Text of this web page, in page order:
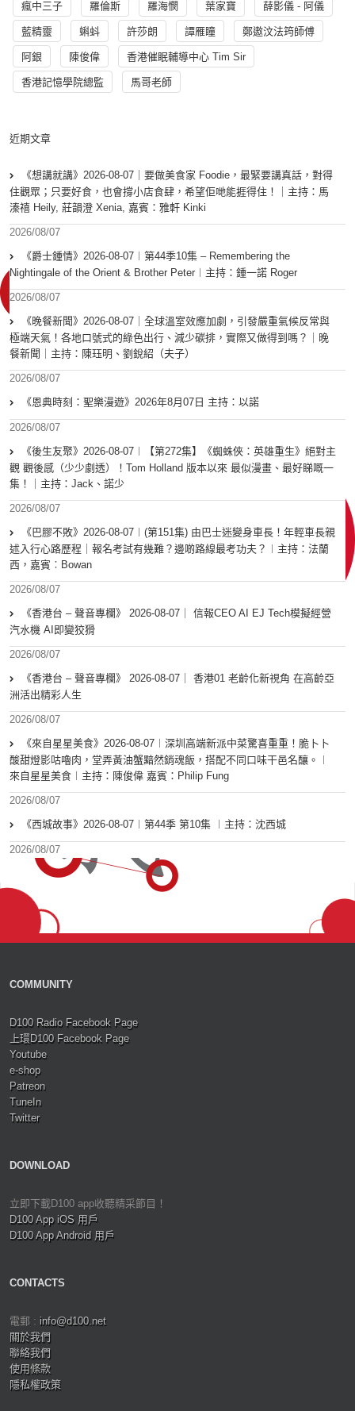
瘋中三子 羅倫斯 羅海憫 葉家寶 薛影儀 - 阿儀
藍精靈 蝌蚪 許莎朗 譚雁瞳 鄭遨汶法筠師傅
阿銀 陳俊偉 香港催眠輔導中心 Tim Sir
香港記憶學院總監 馬哥老師
近期文章
《想講就講》2026-08-07｜要做美食家 Foodie，最緊要講真話，對得
住觀眾；只要好食，也會撐小店食肆，希望佢哋能捱得住！｜主持：馬
溱禧 Heily, 莊韻澄 Xenia, 嘉賓：雅軒 Kinki
2026/08/07
《爵士鍾情》2026-08-07︱第44季10集 – Remembering the
Nightingale of the Orient & Brother Peter︱主持：鍾一諾 Roger
2026/08/07
《晚餐新聞》2026-08-07｜全球溫室效應加劇，引發嚴重氣候反常與
極端天氣！各地口號式的綠色出行、減少碳排，實際又做得到嗎？｜晚
餐新聞｜主持：陳珏明、劉銳紹（夫子）
2026/08/07
《恩典時刻：聖樂漫遊》2026年8月07日 主持：以諾
2026/08/07
《後生友聚》2026-08-07︱【第272集】《蜘蛛俠：英雄重生》絕對主
觀 觀後感（少少劇透）！Tom Holland 版本以來 最似漫畫、最好睇嘅一
集！｜主持：Jack、諾少
2026/08/07
《巴膠不敗》2026-08-07︱(第151集) 由巴士迷變身車長！年輕車長親
述入行心路歷程｜報名考試有幾難？邊啲路線最考功夫？︱主持：法蘭
西，嘉賓︰Bowan
2026/08/07
《香港台 – 聲音專欄》 2026-08-07｜ 信報CEO AI EJ Tech模擬經營
汽水機 AI即變狡猾
2026/08/07
《香港台 – 聲音專欄》 2026-08-07｜ 香港01 老齡化新視角 在高齡亞
洲活出精彩人生
2026/08/07
《來自星星美食》2026-08-07︱深圳高端新派中菜驚喜重重！脆卜卜
酸甜燈影咕嚕肉，堂弄黃油蟹黯然銷魂飯，搭配不同口味干邑名釀。︱
來自星星美食︱主持：陳俊偉 嘉賓：Philip Fung
2026/08/07
《西城故事》2026-08-07︱第44季 第10集 ︱主持：沈西城
2026/08/07
COMMUNITY
D100 Radio Facebook Page
上環D100 Facebook Page
Youtube
e-shop
Patreon
TuneIn
Twitter
DOWNLOAD
立即下載D100 app收聽精采節目！
D100 App iOS 用戶
D100 App Android 用戶
CONTACTS
電郵 : info@d100.net
關於我們
聯絡我們
使用條款
隱私權政策